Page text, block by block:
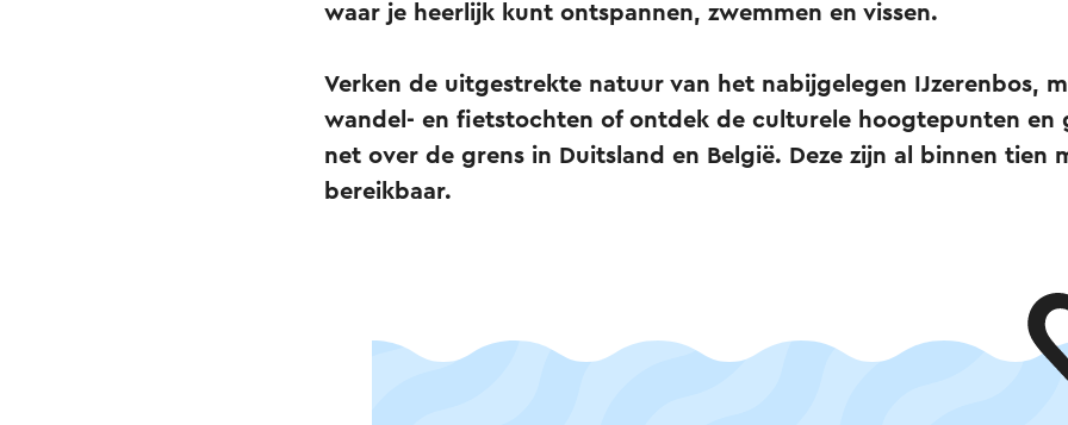
waar je heerlijk kunt ontspannen, zwemmen en vissen.
Verken de uitgestrekte natuur van het nabijgelegen IJzerenbos,
wandel- en fietstochten of ontdek de culturele hoogtepunten en
net over de grens in Duitsland en België. Deze zijn al binnen tien
bereikbaar.